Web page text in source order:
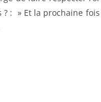
: » Et la prochaine